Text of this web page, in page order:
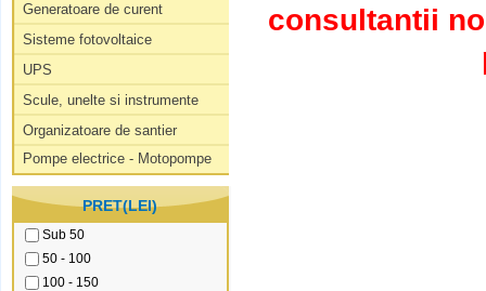
Generatoare de curent
Sisteme fotovoltaice
UPS
Scule, unelte si instrumente
Organizatoare de santier
Pompe electrice - Motopompe
PRET(LEI)
Sub 50
50 - 100
100 - 150
consultantii